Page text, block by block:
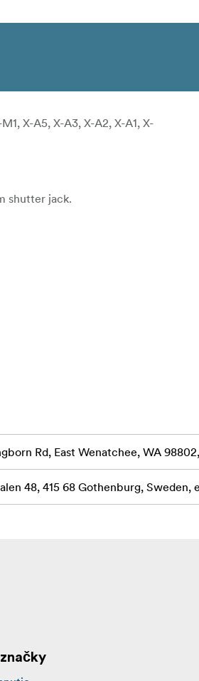
X-A5, X-A3, X-A2, X-A1, X-
shutter jack.
Rd, East Wenatchee, WA
48, 415 68 Gothenburg, Sweden,